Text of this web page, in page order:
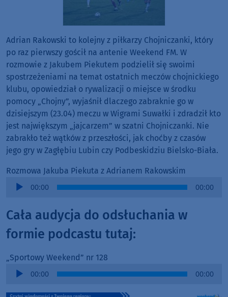
Adrian Rakowski to kolejny z piłkarzy Chojniczanki, który
po raz pierwszy gościł na antenie Weekend FM. W
rozmowie z Jakubem Piekutem podzielił się swoimi
spostrzeżeniami na temat ostatnich meczów chojnickiego
klubu, opowiedział o rywalizacji o miejsce w środku
pomocy „Chojny”, wyjaśnił dlaczego zabraknie go w
dzisiejszym (23.04) meczu w Wigrami Suwałki i zdradził kto
jest największym „jajcarzem” w szatni Chojniczanki. Nie
zabrakło też wątków z przeszłości, jak choćby z czasów
jego gry w Zagłębiu Lubin czy Podbeskidziu Bielsko-Biała.
Rozmowa Jakuba Piekuta z Adrianem Rakowskim
Audio
00:00 00:00
Cała audycja do odsłuchania w
formie podcastu tutaj:
„Sportowy Weekend” nr 128
Audio
00:00 00:00